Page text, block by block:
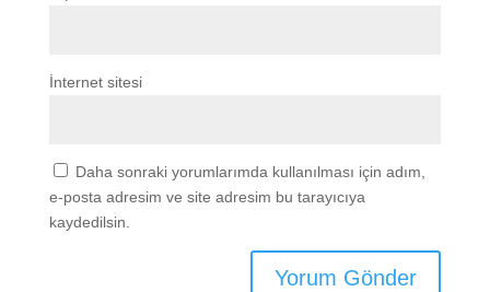
İnternet sitesi
Daha sonraki yorumlarımda kullanılması için adım,
e-posta adresim ve site adresim bu tarayıcıya
kaydedilsin.